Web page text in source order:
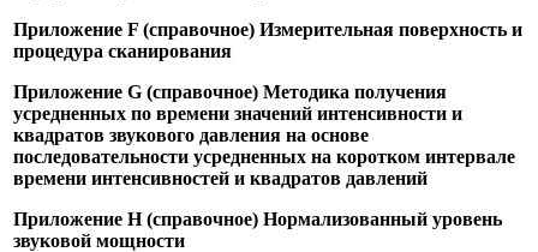
Приложение F (справочное) Измерительная поверхность и
процедура сканирования
Приложение G (справочное) Методика получения
усредненных по времени значений интенсивности и
квадратов звукового давления на основе
последовательности усредненных на коротком интервале
времени интенсивностей и квадратов давлений
Приложение Н (справочное) Нормализованный уровень
звуковой мощности